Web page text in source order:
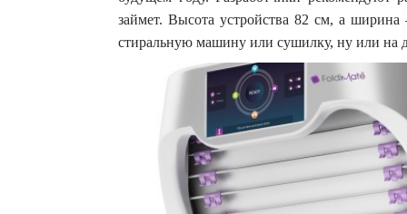
займет. Высота устройства 82 см, а
стиральную машину или сушилку, ну или на